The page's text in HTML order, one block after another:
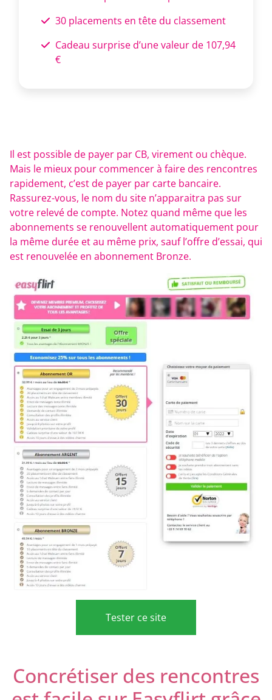
30 placements en tête du classement
Cadeau surprise d’une valeur de 107,94
€
Il est possible de payer par CB, virement ou chèque.
Mais le mieux pour commencer à faire des rencontres
rapidement, c’est de payer par carte bancaire.
Rassurez-vous, le nom du site n’apparaitra pas sur
votre relevé de compte. Notez quand même que les
abonnements se renouvellent automatiquement pour
la même durée et au même prix, sauf l’offre d’essai, qui
est renouvelée en abonnement Bronze.
Tester ce site
Concrétiser des rencontres